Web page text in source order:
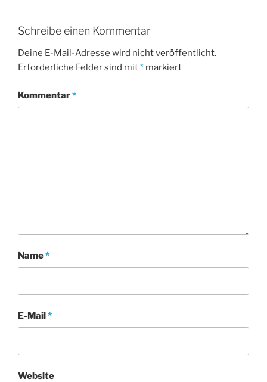
Schreibe einen Kommentar
Deine E-Mail-Adresse wird nicht veröffentlicht.
Erforderliche Felder sind mit* markiert
Kommentar*
Name*
E-Mail*
Website